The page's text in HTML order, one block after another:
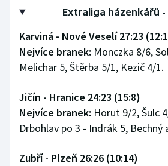
Olympijské hry
Parasport
Plavání
Plážový volejbal
Ragby
Rychlobruslení
Extraliga házenkářů -
Karviná - Nové Veselí 27:23
Nejvíce branek: Monczka 8/6,
Melichar 5, Štěrba 5/1, Kezič 4/1.
Jičín - Hranice 24:23 (15:8)
Nejvíce branek: Horut 9/2, Šulc
Drbohlav po 3 - Indrák 5, Bechný
Zubří - Plzeň 26:26 (10:14)